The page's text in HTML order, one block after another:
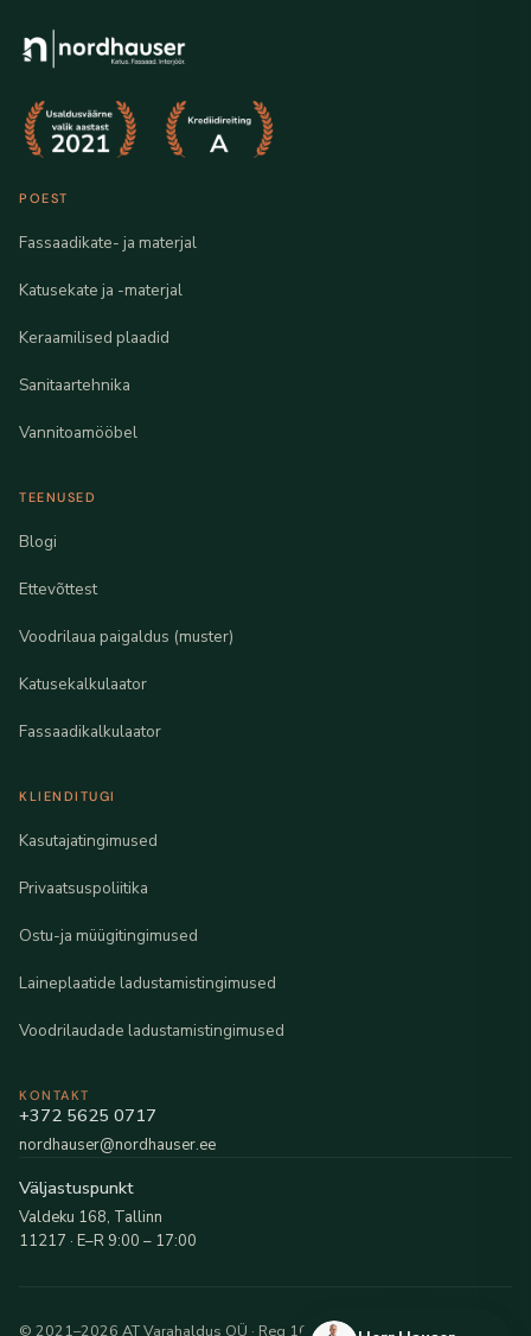
POEST
Fassaadikate- ja materjal
Katusekate ja -materjal
Keraamilised plaadid
Sanitaartehnika
Vannitoamööbel
TEENUSED
Blogi
Ettevõttest
Voodrilaua paigaldus (muster)
Katusekalkulaator
Fassaadikalkulaator
KLIENDITUGI
Kasutajatingimused
Privaatsuspoliitika
Ostu-ja müügitingimused
Laineplaatide ladustamistingimused
Voodrilaudade ladustamistingimused
KONTAKT
+372 5625 0717
nordhauser@nordhauser.ee
Väljastuspunkt
Valdeku 168, Tallinn
11217 · E–R 9:00 – 17:00
© 2021–2026 AT Varahaldus OÜ · Reg 16216481